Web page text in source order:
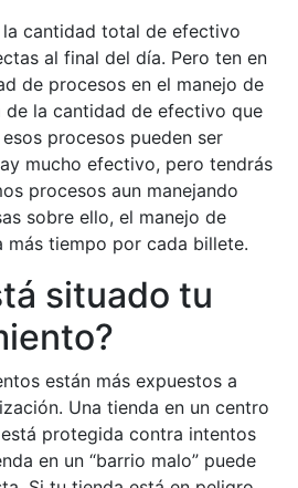
cantidad total de efectivo
al final del día. Pero ten en
de procesos en el manejo de
la cantidad de efectivo que
procesos pueden ser
mucho efectivo, pero tendrás
procesos aun manejando
sobre ello, el manejo de
más tiempo por cada billete.
situado tu
están más expuestos a
Una tienda en un centro
protegida contra intentos
en un “barrio malo” puede